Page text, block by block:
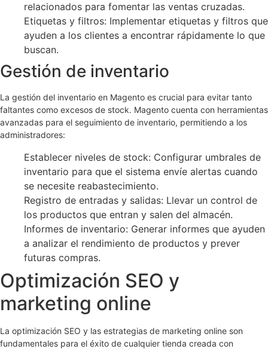
relacionados para fomentar las ventas cruzadas.
Etiquetas y filtros: Implementar etiquetas y filtros que
ayuden a los clientes a encontrar rápidamente lo que
buscan.
Gestión de inventario
La gestión del inventario en Magento es crucial para evitar tanto
faltantes como excesos de stock. Magento cuenta con herramientas
avanzadas para el seguimiento de inventario, permitiendo a los
administradores:
Establecer niveles de stock: Configurar umbrales de
inventario para que el sistema envíe alertas cuando
se necesite reabastecimiento.
Registro de entradas y salidas: Llevar un control de
los productos que entran y salen del almacén.
Informes de inventario: Generar informes que ayuden
a analizar el rendimiento de productos y prever
futuras compras.
Optimización SEO y
marketing online
La optimización SEO y las estrategias de marketing online son
fundamentales para el éxito de cualquier tienda creada con